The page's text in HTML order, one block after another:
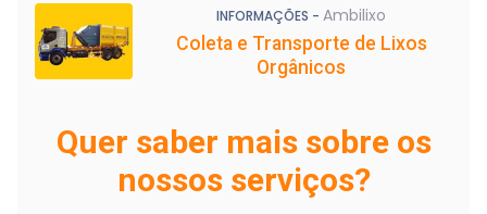
INFORMAÇÕES - Ambilixo
Coleta e Transporte de Lixos
Orgânicos
Quer saber mais sobre os
nossos serviços?